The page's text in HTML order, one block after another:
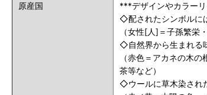
原産国
***デザインやカラー
◇配されたシンボルに
（女性[人]＝子孫繁栄
◇自然界から生まれる
（赤色＝アカネの木
茶等など）
◇ウールに草木染され